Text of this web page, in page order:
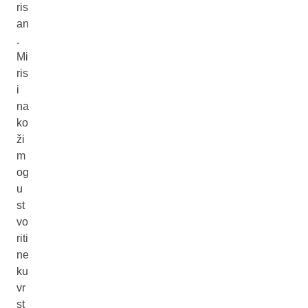
ris
an
.
Mi
ris
i
na
ko
ži
m
og
u
st
vo
riti
ne
ku
vr
st